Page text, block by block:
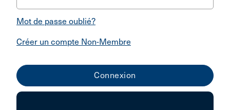
Mot de passe oublié?
Créer un compte Non-Membre